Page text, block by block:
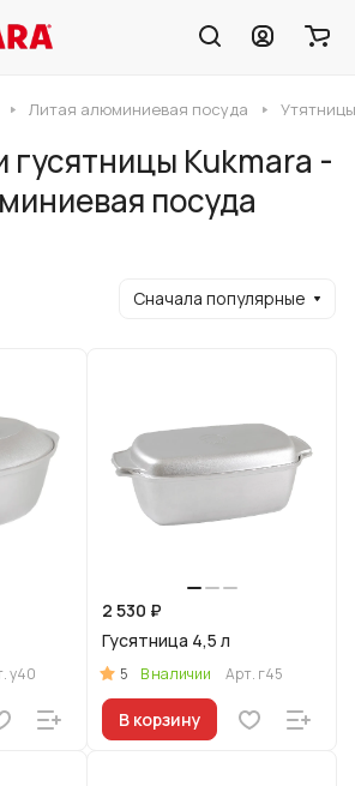
Литая алюминиевая посуда
гусятницы Kukmara -
посуда
Сначала популярные
у40
2 530 ₽
Гусятница 4,5 л
5 В наличии Арт. г45
В корзину